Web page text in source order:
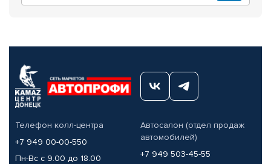
Телефон колл-центра
+7 949 00-00-550
Пн-Вс с 9.00 до 18.00
Автосалон (отдел продаж
автомобилей)
+7 949 503-45-55